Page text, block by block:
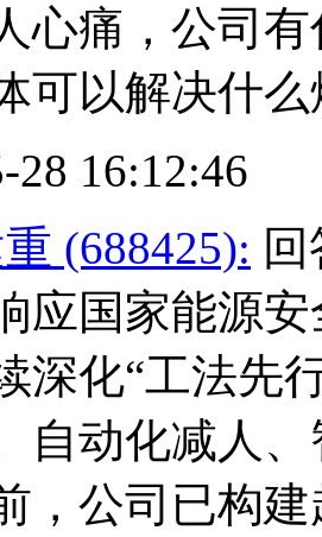
心痛，公司
可以解决什
28 16:12:46
(688425):
应国家能源
深化“工法先
自动化减人
，公司已构